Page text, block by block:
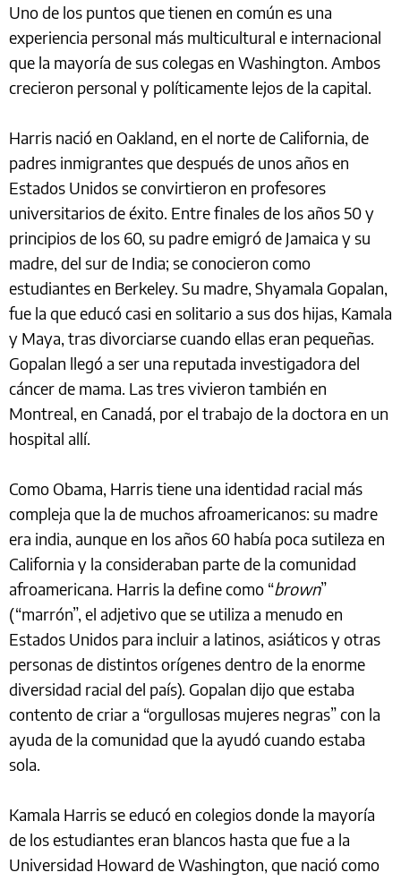
Uno de los puntos que tienen en común es una
experiencia personal más multicultural e internacional
que la mayoría de sus colegas en Washington. Ambos
crecieron personal y políticamente lejos de la capital.
Harris nació en Oakland, en el norte de California, de
padres inmigrantes que después de unos años en
Estados Unidos se convirtieron en profesores
universitarios de éxito. Entre finales de los años 50 y
principios de los 60, su padre emigró de Jamaica y su
madre, del sur de India; se conocieron como
estudiantes en Berkeley. Su madre, Shyamala Gopalan,
fue la que educó casi en solitario a sus dos hijas, Kamala
y Maya, tras divorciarse cuando ellas eran pequeñas.
Gopalan llegó a ser una reputada investigadora del
cáncer de mama. Las tres vivieron también en
Montreal, en Canadá, por el trabajo de la doctora en un
hospital allí.
Como Obama, Harris tiene una identidad racial más
compleja que la de muchos afroamericanos: su madre
era india, aunque en los años 60 había poca sutileza en
California y la consideraban parte de la comunidad
afroamericana. Harris la define como “brown”
(“marrón”, el adjetivo que se utiliza a menudo en
Estados Unidos para incluir a latinos, asiáticos y otras
personas de distintos orígenes dentro de la enorme
diversidad racial del país). Gopalan dijo que estaba
contento de criar a “orgullosas mujeres negras” con la
ayuda de la comunidad que la ayudó cuando estaba
sola.
Kamala Harris se educó en colegios donde la mayoría
de los estudiantes eran blancos hasta que fue a la
Universidad Howard de Washington, que nació como